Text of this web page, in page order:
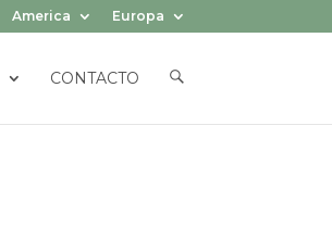
America Europa
CONTACTO
M